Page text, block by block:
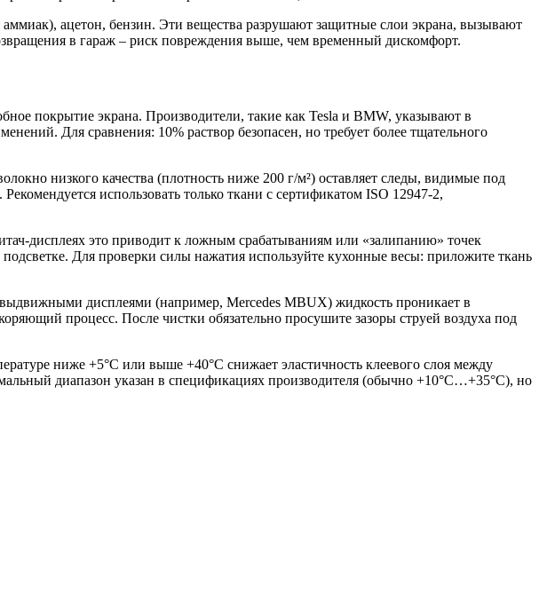
ацетон, бензин. Эти вещества разрушают защитные слои экрана, вызывают
в гараж – риск повреждения выше, чем временный дискомфорт.
покрытие экрана. Производители, такие как Tesla и BMW, указывают в
Для сравнения: 10% раствор безопасен, но требует более тщательного
низкого качества (плотность ниже 200 г/м²) оставляет следы, видимые под
использовать только ткани с сертификатом ISO 12947-2,
дисплеях это приводит к ложным срабатываниям или «залипанию» точек
Для проверки силы нажатия используйте кухонные весы: приложите ткань
дисплеями (например, Mercedes MBUX) жидкость проникает в
процесс. После чистки обязательно просушите зазоры струей воздуха под
ниже +5°C или выше +40°C снижает эластичность клеевого слоя между
диапазон указан в спецификациях производителя (обычно +10°C…+35°C), но